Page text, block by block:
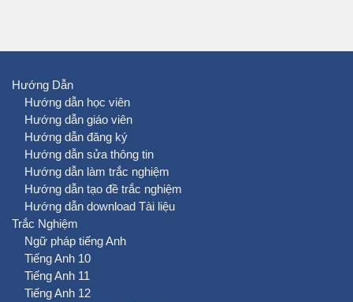
Hướng Dẫn
Hướng dẫn học viên
Hướng dẫn giáo viên
Hướng dẫn đăng ký
Hướng dẫn sửa thông tin
Hướng dẫn làm trắc nghiệm
Hướng dẫn tạo đề trắc nghiệm
Hướng dẫn download Tài liệu
Trắc Nghiệm
Ngữ pháp tiếng Anh
Tiếng Anh 10
Tiếng Anh 11
Tiếng Anh 12